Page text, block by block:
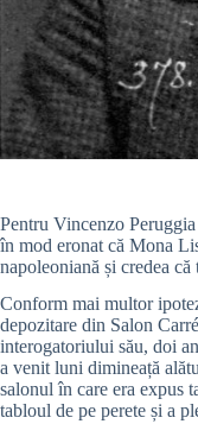
Pentru Vincenzo
în mod eronat că Mona
napoleoniană și credea
Conform mai multor
depozitare din Salon
interogatoriului său, doi
a venit luni dimineață
salonul în care era expus
tabloul de pe perete și a